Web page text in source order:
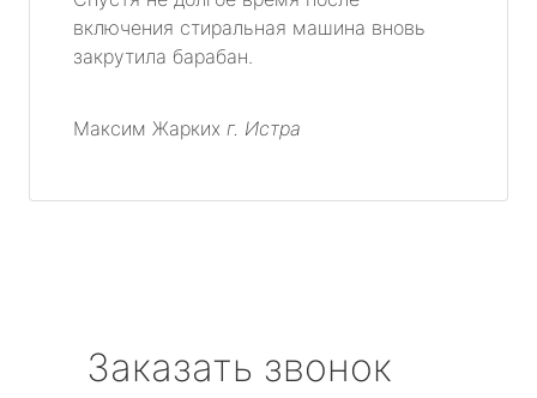
включения стиральная машина вновь
закрутила барабан.
Максим Жарких г. Истра
Заказать звонок